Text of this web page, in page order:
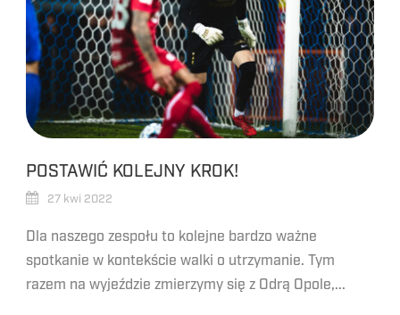
POSTAWIĆ KOLEJNY KROK!
27 kwi 2022
Dla naszego zespołu to kolejne bardzo ważne
spotkanie w kontekście walki o utrzymanie. Tym
razem na wyjeździe zmierzymy się z Odrą Opole,...